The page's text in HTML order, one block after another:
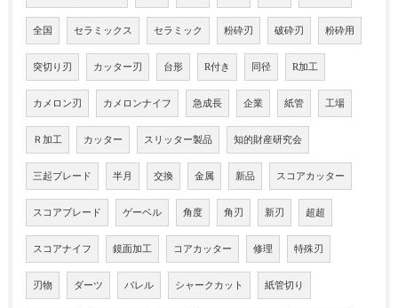
全国 セラミックス セラミック 粉砕刃 破砕刃 粉砕用
突切り刃 カッター刃 台形 R付き 同径 R加工
カメロン刃 カメロンナイフ 急成長 企業 紙管 工場
Ｒ加工 カッター スリッター製品 知的財産研究会
三起ブレード 半月 交換 金属 新品 スコアカッター
スコアブレード ゲーベル 角度 角刃 新刃 超超
スコアナイフ 鏡面加工 コアカッター 修理 特殊刃
刃物 ダーツ バレル シャークカット 紙管切り